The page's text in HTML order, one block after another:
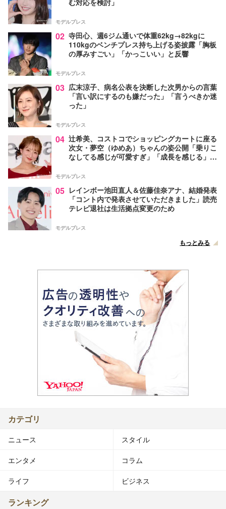
む対応を検討」
モデルプレス
02 寺田心、週6ジム通いで体重62kg→82kgに
110kgのベンチプレス持ち上げる姿披露「胸板
の厚みすごい」「かっこいい」と反響
モデルプレス
03 広末涼子、病名公表を決断した次男からの言葉
「言い訳にするのも嫌だった」「言うべきか迷
った」
モデルプレス
04 辻希美、コストコでショッピングカートに座る
次女・夢空（ゆめあ）ちゃんの姿公開「乗りこ
なしてる感じが可愛すぎ」「成長を感じる」の
モデルプレス
05 レインボー池田直人＆佐藤佳奈アナ、結婚発表
「コント内で発表させていただきました」読売
テレビ退社は生活拠点変更のため
モデルプレス
もっとみる
カテゴリ
ニュース スタイル
エンタメ コラム
ライフ ビジネス
ランキング